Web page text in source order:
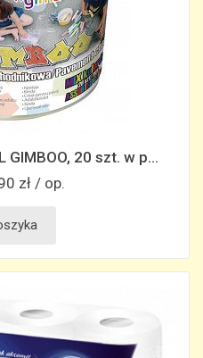
GIMBOO, 20 szt. w p...
zł / op.